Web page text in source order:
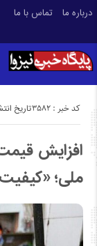
درباره ما تماس با ما
تاریخ انتشار : کد خبر : 3582
افزایش
ملی؛